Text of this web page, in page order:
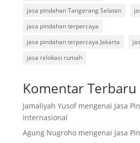
jasa pindahan Tangerang Selatan
jasa pindahan terpercaya
jasa pindahan terpercaya Jakarta
jasa relokasi rumah
Komentar Terbaru
Jamaliyah Yusofmengenai Jasa
Internasional
Agung Nugrohomengenai Jasa